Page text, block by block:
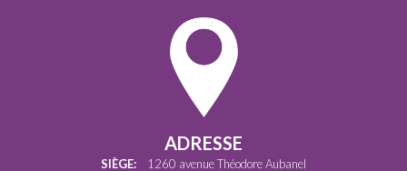
ADRESSE
SIÈGE: 1260 avenue Théodore Aubanel